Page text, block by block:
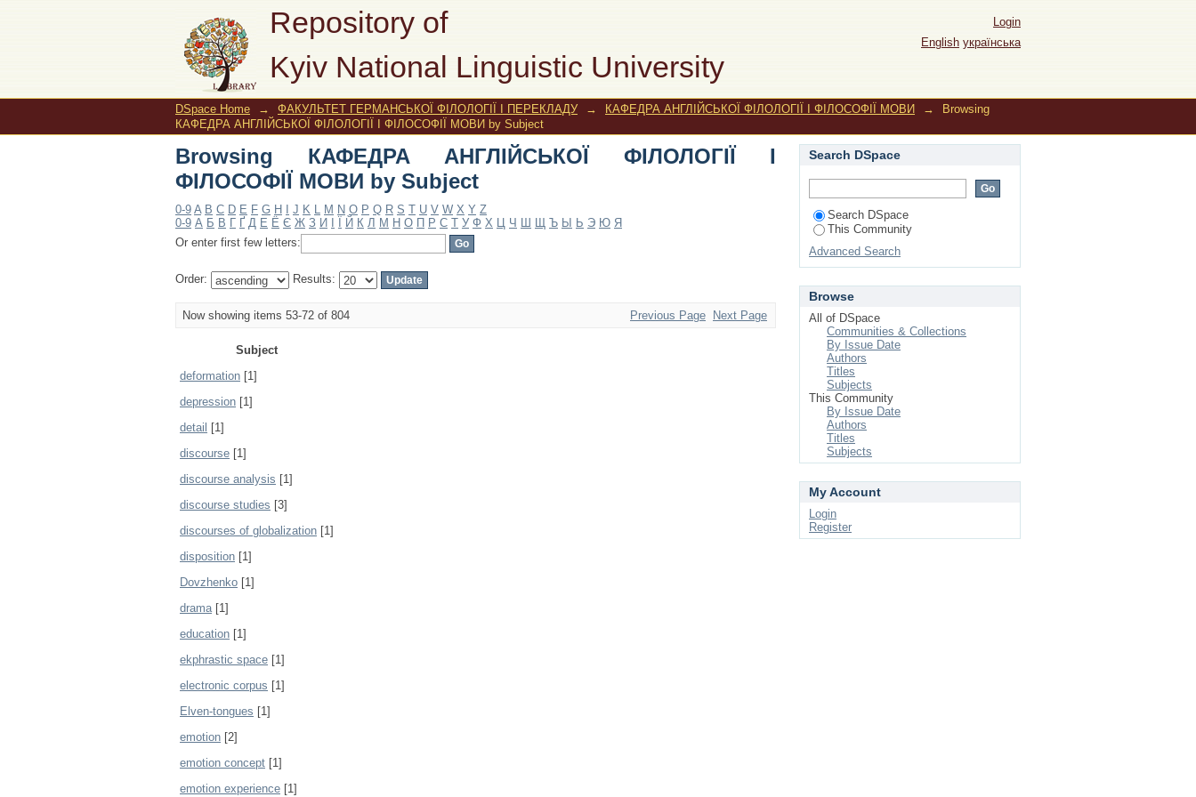
Repository of
Kyiv National Linguistic University
Browsing КАФЕДРА АНГЛІЙСЬКОЇ ФІЛОЛОГІЇ І ФІЛОСОФІЇ МОВИ by Subject
Login
English українська
DSpace Home → ФАКУЛЬТЕТ ГЕРМАНСЬКОЇ ФІЛОЛОГІЇ І ПЕРЕКЛАДУ → КАФЕДРА АНГЛІЙСЬКОЇ ФІЛОЛОГІЇ І ФІЛОСОФІЇ МОВИ →
Browsing
КАФЕДРА АНГЛІЙСЬКОЇ ФІЛОЛОГІЇ І ФІЛОСОФІЇ МОВИ by Subject
Browsing КАФЕДРА АНГЛІЙСЬКОЇ ФІЛОЛОГІЇ І
ФІЛОСОФІЇ МОВИ by Subject
0-9 A B C D E F G H J K L M N O P Q R S T U V W X Y Z
0-9 А Б В Г Ґ Д Е Ё Є Ж З И Й К Л М Н О П Р С Т У Ф Х Ц Ч Ш Щ Ъ Ы Ь Э Ю Я
Or enter first few letters:
Order: Results:
Now showing items 53-72 of 804 Previous Page Next Page
Subject
deformation [1]
depression [1]
detail
[1]
discourse [1]
discourse analysis [1]
discourse studies [3]
discourses of globalization [1]
disposition [1]
Dovzhenko [1]
drama[1]
education [1]
ekphrastic space [1]
electronic corpus [1]
Elven-tongues [1]
emotion [2]
emotion concept [1]
emotion experience [1]
Search DSpace
Search DSpace
This Community
Advanced Search
Browse
All of DSpace
Communities & Collections
By Issue Date
Authors
Titles
Subjects
This Community
By Issue Date
Authors
Titles
Subjects
My Account
Login
Register